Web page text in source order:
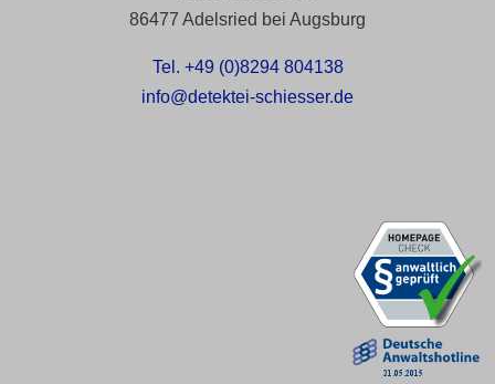
86477 Adelsried bei Augsburg
Tel. +49 (0)8294 804138
info@detektei-schiesser.de